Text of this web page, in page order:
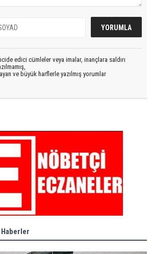
edici cümleler veya imalar, inançlara saldırı
ve büyük harflerle yazılmış yorumlar